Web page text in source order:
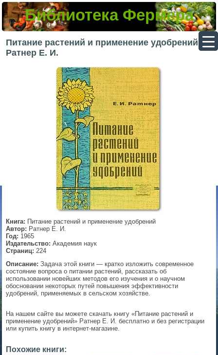
Библиотека Фермера
Питание растений и применение удобрений —
Ратнер Е. И.
Книга: Питание растений и применение удобрений
Автор: Ратнер Е. И.
Год: 1965
Издательство: Академия наук
Страниц: 224
Описание: Задача этой книги — кратко изложить современное
состояние вопроса о питании растений, рассказать об
использовании новейших методов его изучения и о научном
обосновании некоторых путей повышения эффективности
удобрений, применяемых в сельском хозяйстве.
На нашем сайте вы можете скачать книгу «Питание растений и
применение удобрений» Ратнер Е. И. бесплатно и без регистрации
или купить книгу в интернет-магазине.
Похожие книги:
▼
▼
▼
▼